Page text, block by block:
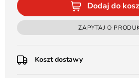
Dodaj do
ZAPYTAJ O
Koszt dostawy